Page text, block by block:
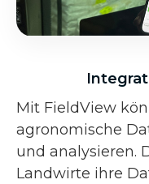
Mit FieldView
agronomische
und analysieren.
Landwirte ihre